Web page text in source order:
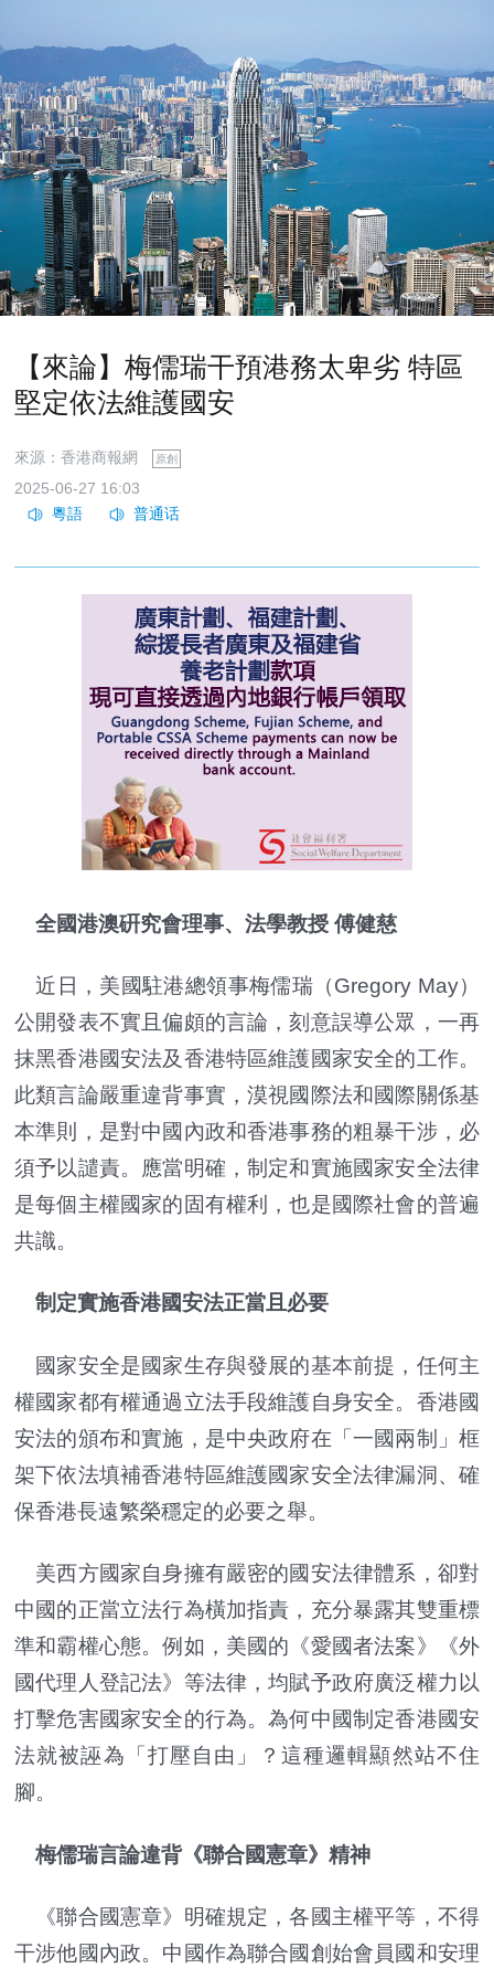
【來論】梅儒瑞干預港務太卑劣 特區
堅定依法維護國安
來源：香港商報網 原創
2025-06-27 16:03
全國港澳硏究會理事、法學教授 傅健慈
近日，美國駐港總領事梅儒瑞（Gregory May）
公開發表不實且偏頗的言論，刻意誤導公眾，一再
抹黑香港國安法及香港特區維護國家安全的工作。
此類言論嚴重違背事實，漠視國際法和國際關係基
本準則，是對中國內政和香港事務的粗暴干涉，必
須予以譴責。應當明確，制定和實施國家安全法律
是每個主權國家的固有權利，也是國際社會的普遍
共識。
制定實施香港國安法正當且必要
國家安全是國家生存與發展的基本前提，任何主
權國家都有權通過立法手段維護自身安全。香港國
安法的頒布和實施，是中央政府在「一國兩制」框
架下依法填補香港特區維護國家安全法律漏洞、確
保香港長遠繁榮穩定的必要之舉。
美西方國家自身擁有嚴密的國安法律體系，卻對
中國的正當立法行為橫加指責，充分暴露其雙重標
準和霸權心態。例如，美國的《愛國者法案》《外
國代理人登記法》等法律，均賦予政府廣泛權力以
打擊危害國家安全的行為。為何中國制定香港國安
法就被誣為「打壓自由」？這種邏輯顯然站不住
腳。
梅儒瑞言論違背《聯合國憲章》精神
《聯合國憲章》明確規定，各國主權平等，不得
干涉他國內政。中國作為聯合國創始會員國和安理